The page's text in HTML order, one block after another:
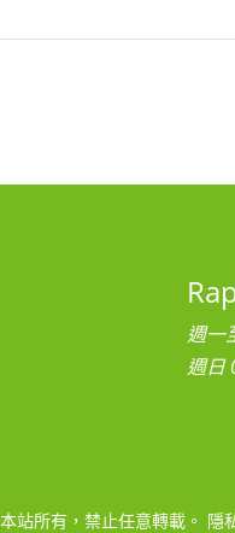
週一
週日
站所有，禁止任意轉載。 隱